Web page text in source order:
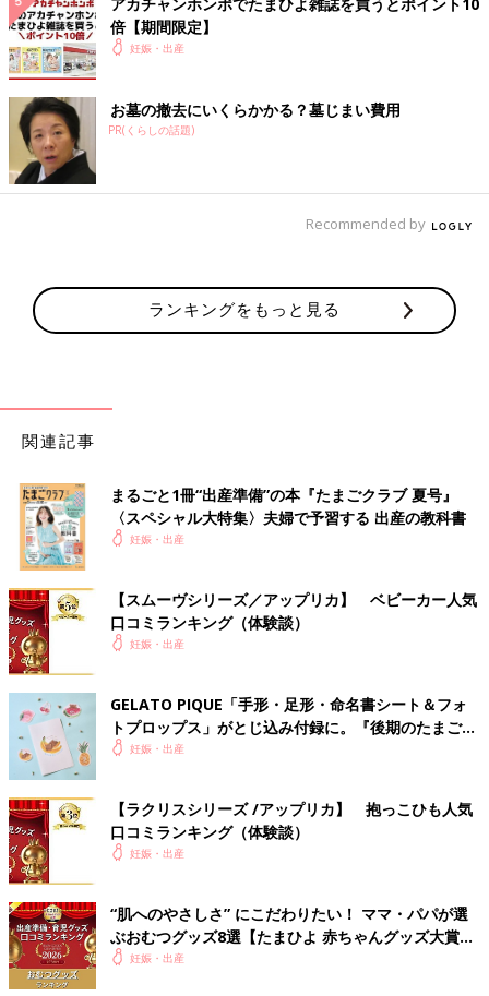
アカチャンホンポでたまひよ雑誌を買うとポイント10
倍【期間限定】
妊娠・出産
お墓の撤去にいくらかかる？墓じまい費用
PR(くらしの話題)
Recommended by
ランキングをもっと見る
関連記事
まるごと1冊“出産準備”の本『たまごクラブ 夏号』
〈スペシャル大特集〉夫婦で予習する 出産の教科書
妊娠・出産
【スムーヴシリーズ／アップリカ】 ベビーカー人気
口コミランキング（体験談）
妊娠・出産
GELATO PIQUE「手形・足形・命名書シート＆フォ
トプロップス」がとじ込み付録に。『後期のたまごク
ラブ』春号が発売中！
妊娠・出産
【ラクリスシリーズ /アップリカ】 抱っこひも人気
口コミランキング（体験談）
妊娠・出産
“肌へのやさしさ” にこだわりたい！ ママ・パパが選
ぶおむつグッズ8選【たまひよ 赤ちゃんグッズ大賞
2026】
妊娠・出産